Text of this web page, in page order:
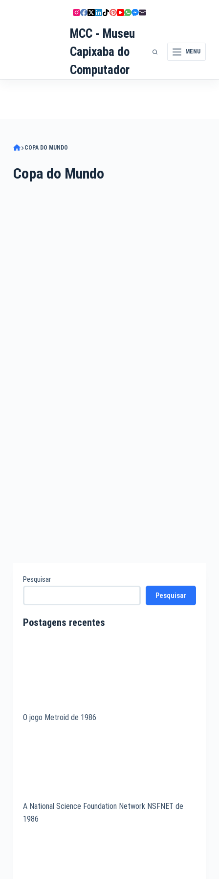
MCC - Museu
Capixaba do
Computador
MENU
COPA DO MUNDO
Copa do Mundo
Pesquisar
Pesquisar
Postagens recentes
O jogo Metroid de 1986
A National Science Foundation Network NSFNET de
1986